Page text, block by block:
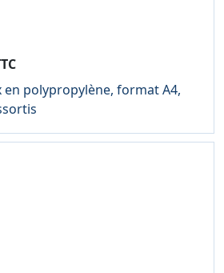
en polypropylène, format A4,